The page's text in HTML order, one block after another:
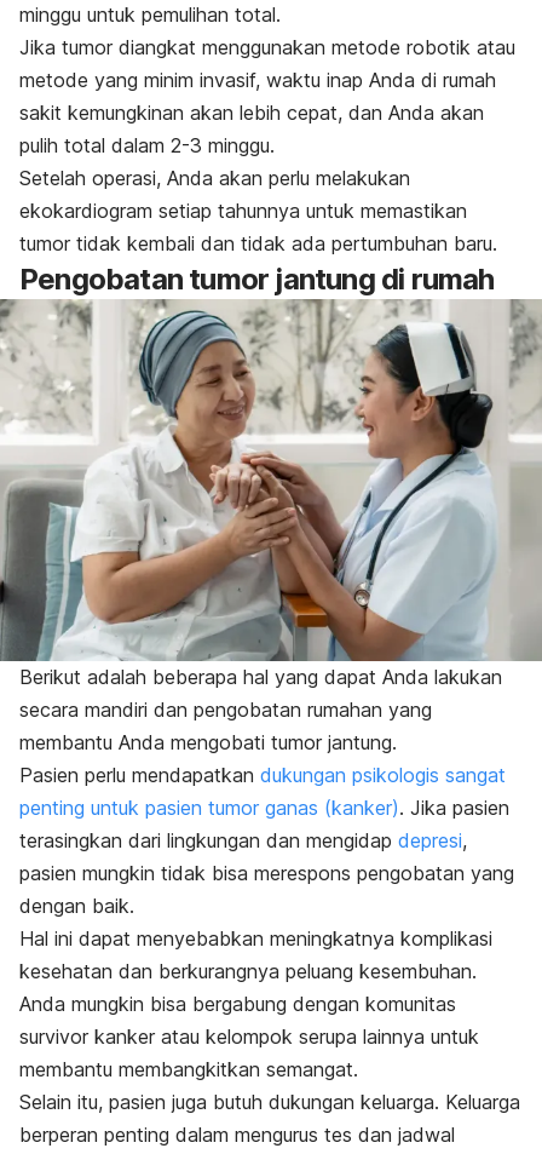
minggu untuk pemulihan total.
Jika tumor diangkat menggunakan metode robotik atau
metode yang minim invasif, waktu inap Anda di rumah
sakit kemungkinan akan lebih cepat, dan Anda akan
pulih total dalam 2-3 minggu.
Setelah operasi, Anda akan perlu melakukan
ekokardiogram setiap tahunnya untuk memastikan
tumor tidak kembali dan tidak ada pertumbuhan baru.
Pengobatan tumor jantung di rumah
Berikut adalah beberapa hal yang dapat Anda lakukan
secara mandiri dan pengobatan rumahan yang
membantu Anda mengobati tumor jantung.
Pasien perlu mendapatkan dukungan psikologis sangat
penting untuk pasien tumor ganas (kanker). Jika pasien
terasingkan dari lingkungan dan mengidap depresi,
pasien mungkin tidak bisa merespons pengobatan yang
dengan baik.
Hal ini dapat menyebabkan meningkatnya komplikasi
kesehatan dan berkurangnya peluang kesembuhan.
Anda mungkin bisa bergabung dengan komunitas
survivor kanker atau kelompok serupa lainnya untuk
membantu membangkitkan semangat.
Selain itu, pasien juga butuh dukungan keluarga. Keluarga
berperan penting dalam mengurus tes dan jadwal